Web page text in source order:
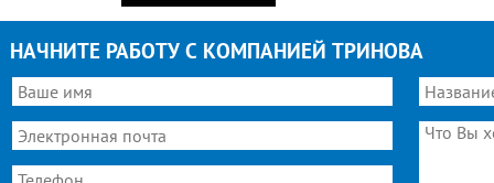
НАЧНИТЕ РАБОТУ С КОМПАНИЕЙ ТРИНОВА